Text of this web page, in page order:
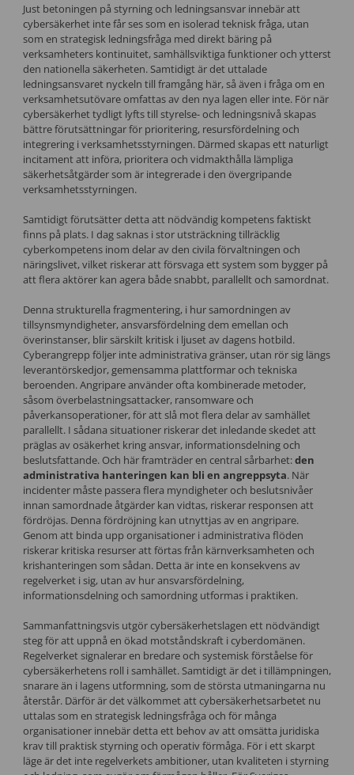
Just betoningen på styrning och ledningsansvar innebär att
cybersäkerhet inte får ses som en isolerad teknisk fråga, utan
som en strategisk ledningsfråga med direkt bäring på
verksamheters kontinuitet, samhällsviktiga funktioner och ytterst
den nationella säkerheten. Samtidigt är det uttalade
ledningsansvaret nyckeln till framgång här, så även i fråga om en
verksamhetsutövare omfattas av den nya lagen eller inte. För när
cybersäkerhet tydligt lyfts till styrelse- och ledningsnivå skapas
bättre förutsättningar för prioritering, resursfördelning och
integrering i verksamhetsstyrningen. Därmed skapas ett naturligt
incitament att införa, prioritera och vidmakthålla lämpliga
säkerhetsåtgärder som är integrerade i den övergripande
verksamhetsstyrningen.
Samtidigt förutsätter detta att nödvändig kompetens faktiskt
finns på plats. I dag saknas i stor utsträckning tillräcklig
cyberkompetens inom delar av den civila förvaltningen och
näringslivet, vilket riskerar att försvaga ett system som bygger på
att flera aktörer kan agera både snabbt, parallellt och samordnat.
Denna strukturella fragmentering, i hur samordningen av
tillsynsmyndigheter, ansvarsfördelning dem emellan och
överinstanser, blir särskilt kritisk i ljuset av dagens hotbild.
Cyberangrepp följer inte administrativa gränser, utan rör sig längs
leverantörskedjor, gemensamma plattformar och tekniska
beroenden. Angripare använder ofta kombinerade metoder,
såsom överbelastningsattacker, ransomware och
påverkansoperationer, för att slå mot flera delar av samhället
parallellt. I sådana situationer riskerar det inledande skedet att
präglas av osäkerhet kring ansvar, informationsdelning och
beslutsfattande. Och här framträder en central sårbarhet:den
administrativa hanteringen kan bli en angreppsyta. När
incidenter måste passera flera myndigheter och beslutsnivåer
innan samordnade åtgärder kan vidtas, riskerar responsen att
fördröjas. Denna fördröjning kan utnyttjas av en angripare.
Genom att binda upp organisationer i administrativa flöden
riskerar kritiska resurser att förtas från kärnverksamheten och
krishanteringen som sådan. Detta är inte en konsekvens av
regelverket i sig, utan av hur ansvarsfördelning,
informationsdelning och samordning utformas i praktiken.
Sammanfattningsvis utgör cybersäkerhetslagen ett nödvändigt
steg för att uppnå en ökad motståndskraft i cyberdomänen.
Regelverket signalerar en bredare och systemisk förståelse för
cybersäkerhetens roll i samhället. Samtidigt är det i tillämpningen,
snarare än i lagens utformning, som de största utmaningarna nu
återstår. Därför är det välkommet att cybersäkerhetsarbetet nu
uttalas som en strategisk ledningsfråga och för många
organisationer innebär detta ett behov av att omsätta juridiska
krav till praktisk styrning och operativ förmåga. För i ett skarpt
läge är det inte regelverkets ambitioner, utan kvaliteten i styrning